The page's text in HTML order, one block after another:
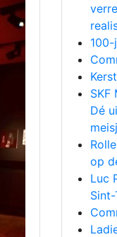
SKF
Dé
op
Luc